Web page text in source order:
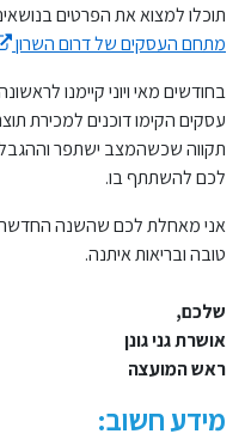
תוכלו למצוא את הפרטים
מתחם העסקים של דרום השרון
בחודשים מאי ויוני קיימנו
עסקים הקימו דוכנים למכירת
תקווה שכשהמצב ישתפר
לכם להשתתף בו.
אני מאחלת לכם שהשנה החדשה
טובה ובריאות איתנה.
שלכם,
אושרת גני גונן
ראש המועצה
מידע חשוב: